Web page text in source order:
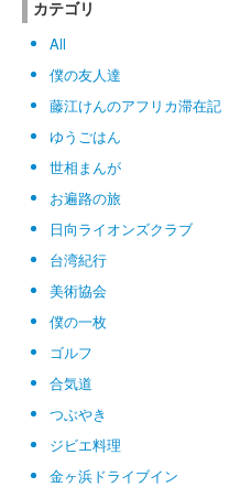
カテゴリ
All
僕の友人達
藤江けんのアフリカ滞在記
ゆうごはん
世相まんが
お遍路の旅
日向ライオンズクラブ
台湾紀行
美術協会
僕の一枚
ゴルフ
合気道
つぶやき
ジビエ料理
金ヶ浜ドライブイン